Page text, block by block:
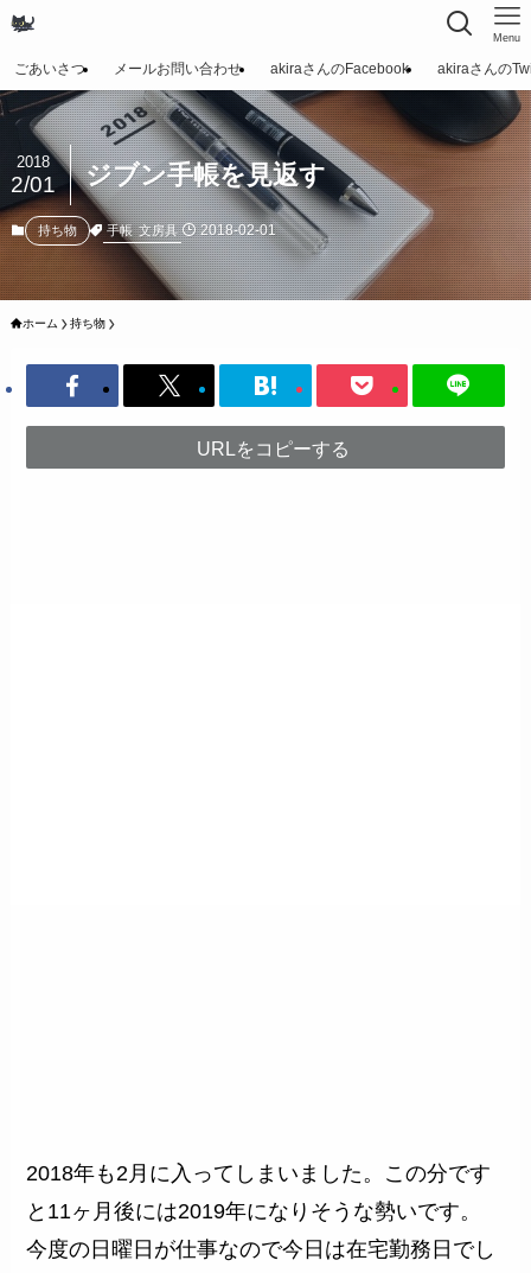
Menu
ごあいさつ メールお問い合わせ akiraさんのFacebook akiraさんの
ジブン手帳を見返す
2018
2/01
持ち物 手帳 文房具 2018-02-01
ホーム 持ち物
URLをコピーする
2018年も2月に入ってしまいました。この分です
と11ヶ月後には2019年になりそうな勢いです。
今度の日曜日が仕事なので今日は在宅勤務日でし